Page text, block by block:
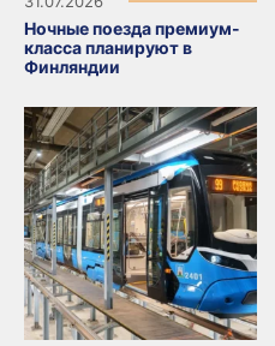
Ночные поезда премиум-
класса планируют в
Финляндии